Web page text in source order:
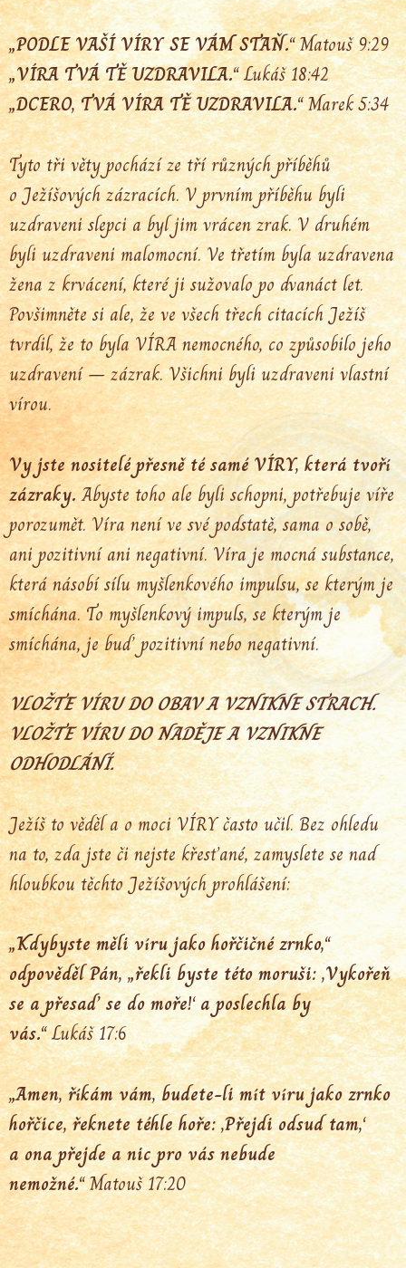
„PODLE VAŠÍ VÍRY SE VÁM STAŇ.“Matouš 9:29
„VÍRA TVÁ TĚ UZDRAVILA.“Lukáš 18:42
„DCERO, TVÁ VÍRA TĚ UZDRAVILA.“Marek 5:34
Tyto tři věty pochází ze tří různých příběhů
o Ježíšových zázracích. V prvním příběhu byli
uzdraveni slepci a byl jim vrácen zrak. V druhém
byli uzdraveni malomocní. Ve třetím byla uzdravena
žena z krvácení, které ji sužovalo po dvanáct let.
Povšimněte si ale, že ve všech třech citacích Ježíš
tvrdil, že to byla VÍRA nemocného, co způsobilo jeho
uzdravení – zázrak. Všichni byli uzdraveni vlastní
vírou.
Vy jste nositelé přesně té samé VÍRY, která tvoří
zázraky.Abyste toho ale byli schopni, potřebuje víře
porozumět. Víra není ve své podstatě, sama o sobě,
ani pozitivní ani negativní. Víra je mocná substance,
která násobí sílu myšlenkového impulsu, se kterým je
smíchána. To myšlenkový impuls, se kterým je
smíchána, je buď pozitivní nebo negativní.
VLOŽTE VÍRU DO OBAV A VZNIKNE STRACH.
VLOŽTE VÍRU DO NADĚJE A VZNIKNE
ODHODLÁNÍ.
Ježíš to věděl a o moci VÍRY často učil. Bez ohledu
na to, zda jste či nejste křesťané, zamyslete se nad
hloubkou těchto Ježíšových prohlášení:
„Kdybyste měli víru jako hořčičné zrnko,“
odpověděl Pán, „řekli byste této moruši: ‚Vykořeň
se a přesaď se do moře!‘ a poslechla by
vás.“Lukáš 17:6
„Amen, říkám vám, budete-li mít víru jako zrnko
hořčice, řeknete téhle hoře: ‚Přejdi odsud tam,‘
a ona přejde a nic pro vás nebude
nemožné.“Matouš 17:20